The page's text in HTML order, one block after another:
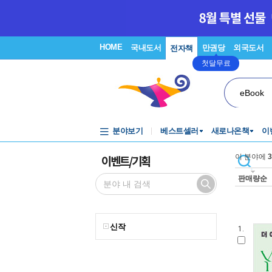
HOME 국내도서 전자책 만권당
첫달무료
외국도서
eBook
분야보기 베스트셀러 새로나온책 이
이벤트/기획
신작
이 분야에 3
판매량순
1.